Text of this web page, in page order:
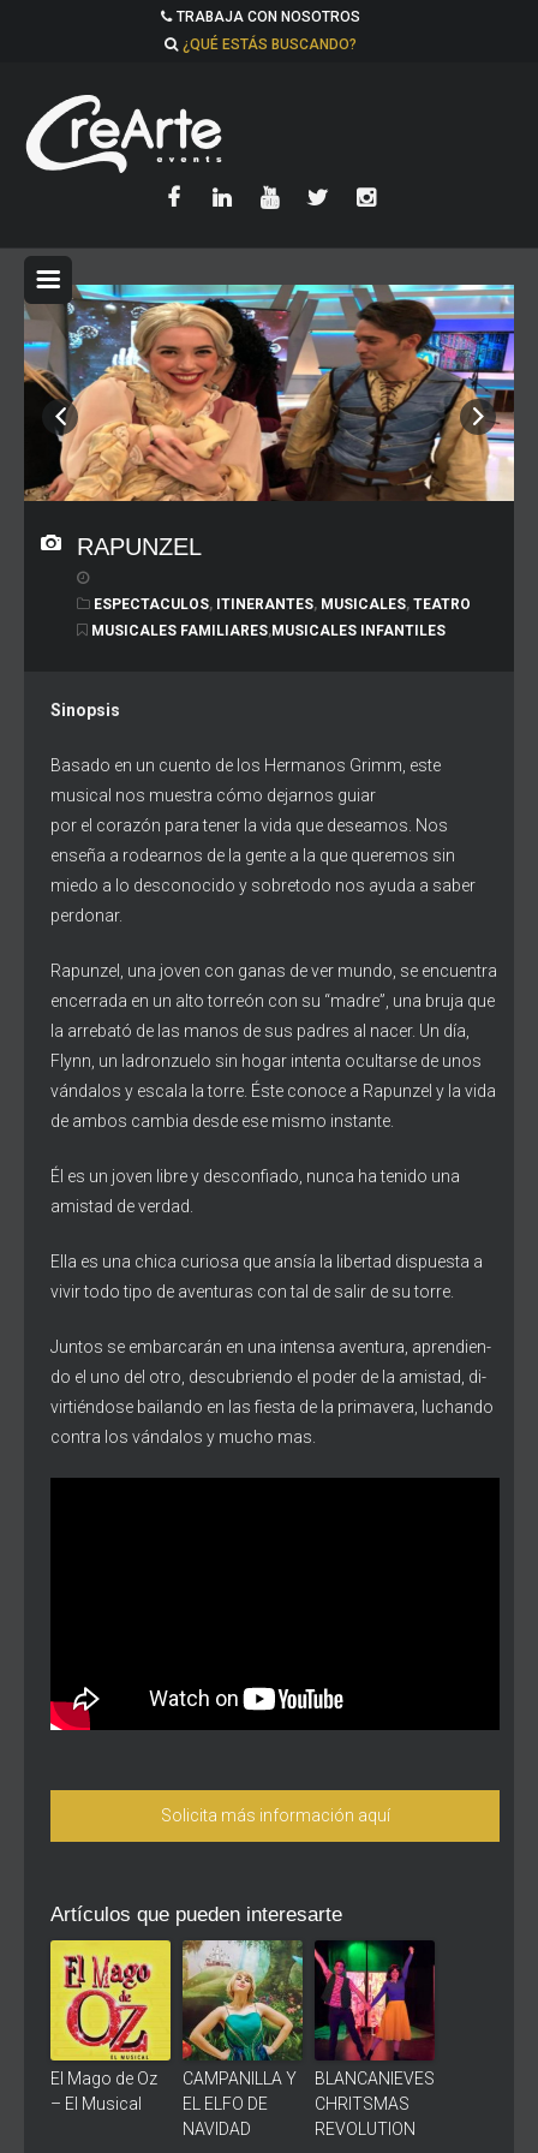
TRABAJA CON NOSOTROS
¿QUÉ ESTÁS BUSCANDO?
RAPUNZEL
ESPECTACULOS, ITINERANTES, MUSICALES, TEATRO
MUSICALES FAMILIARES,MUSICALES INFANTILES
Sinopsis
Basado en un cuento de los Hermanos Grimm, este
musical nos muestra cómo dejarnos guiar
por el corazón para tener la vida que deseamos. Nos
enseña a rodearnos de la gente a la que queremos sin
miedo a lo desconocido y sobretodo nos ayuda a saber
perdonar.
Rapunzel, una joven con ganas de ver mundo, se encuentra
encerrada en un alto torreón con su “madre”, una bruja que
la arrebató de las manos de sus padres al nacer. Un día,
Flynn, un ladronzuelo sin hogar intenta ocultarse de unos
vándalos y escala la torre. Éste conoce a Rapunzel y la vida
de ambos cambia desde ese mismo instante.
Él es un joven libre y desconfiado, nunca ha tenido una
amistad de verdad.
Ella es una chica curiosa que ansía la libertad dispuesta a
vivir todo tipo de aventuras con tal de salir de su torre.
Juntos se embarcarán en una intensa aventura, aprendien-
do el uno del otro, descubriendo el poder de la amistad, di-
virtiéndose bailando en las fiesta de la primavera, luchando
contra los vándalos y mucho mas.
Solicita más información aquí
Artículos que pueden interesarte
El Mago de Oz
– El Musical
CAMPANILLA Y
EL ELFO DE
NAVIDAD
BLANCANIEVES
CHRITSMAS
REVOLUTION